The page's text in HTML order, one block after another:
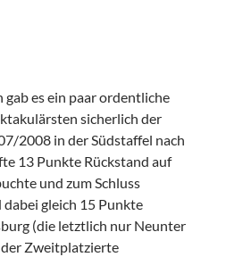
es ein paar ordentliche
sicherlich der
2008 in der Südstaffel nach
13 Punkte Rückstand auf
und zum Schluss
gleich 15 Punkte
(die letztlich nur Neunter
Zweitplatzierte